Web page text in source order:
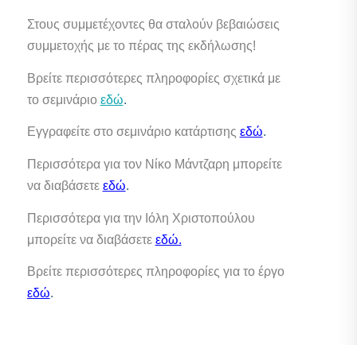
Στους συμμετέχοντες θα σταλούν βεβαιώσεις
συμμετοχής με το πέρας της εκδήλωσης!
Βρείτε περισσότερες πληροφορίες σχετικά με
το σεμινάριο εδώ.
Εγγραφείτε στο σεμινάριο κατάρτισης εδώ.
Περισσότερα για τον Νίκο Μάντζαρη μπορείτε
να διαβάσετε εδώ.
Περισσότερα για την Ιόλη Χριστοπούλου
μπορείτε να διαβάσετε εδώ.
Βρείτε περισσότερες πληροφορίες για το έργο
εδώ.